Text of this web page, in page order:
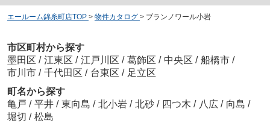
エールーム錦糸町店TOP > 物件カタログ > ブランノワール小岩
市区町村から探す
墨田区 / 江東区 / 江戸川区 / 葛飾区 / 中央区 / 船橋市 /
市川市 / 千代田区 / 台東区 / 足立区
町名から探す
亀戸 / 平井 / 東向島 / 北小岩 / 北砂 / 四つ木 / 八広 / 向島 /
堀切 / 松島